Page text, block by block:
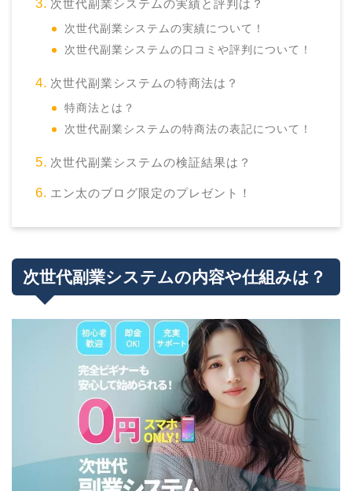
次世代副業システムの実績と評判は？
次世代副業システムの実績について！
次世代副業システムの口コミや評判について！
次世代副業システムの特商法は？
特商法とは？
次世代副業システムの特商法の表記について！
次世代副業システムの検証結果は？
エン太のブログ限定のプレゼント！
次世代副業システムの内容や仕組みは？